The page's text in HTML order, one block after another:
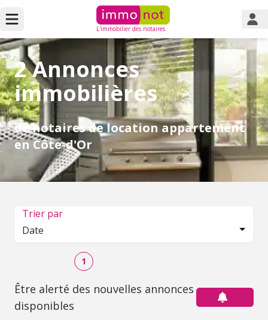
L'immobilier des notaires
2 Annonces
immobilières
de notaires de location appartement
en Côte-d'Or
Trier par
Date
1
Être alerté des nouvelles annonces
disponibles